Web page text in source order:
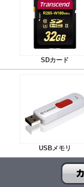
SDカード
USBメモリ